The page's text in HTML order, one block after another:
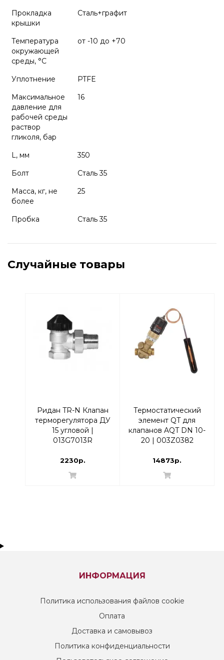
Прокладка
крышки
Сталь+графит
Температура
окружающей
среды, °С
от -10 до +70
Уплотнение
PTFE
Максимальное
давление для
рабочей среды
раствор
гликоля, бар
16
L, мм
350
Болт
Сталь 35
Масса, кг, не
более
25
Пробка Сталь 35
Случайные товары
Ридан TR-N Клапан
терморегулятора ДУ
15 угловой |
013G7013R
2230р.
Термостатический
элемент QT для
клапанов AQT DN 10-
20 | 003Z0382
14873р.
ИНФОРМАЦИЯ
Политика использования файлов cookie
Оплата
Доставка и самовывоз
Политика конфиденциальности